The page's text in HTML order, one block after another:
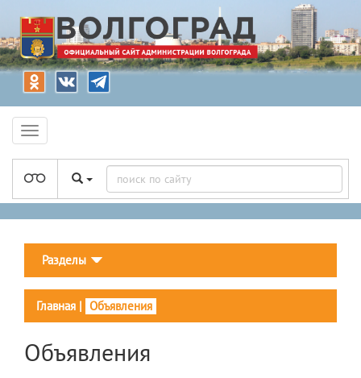
Разделы
Главная | Объявления
Объявления